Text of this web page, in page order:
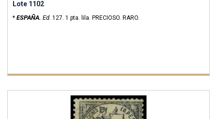
Lote 1102
* ESPAÑA. Ed. 127. 1 pta. lila. PRECIOSO. RARO.